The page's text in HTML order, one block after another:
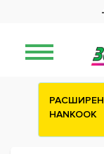
ГАРАНТИЯ: